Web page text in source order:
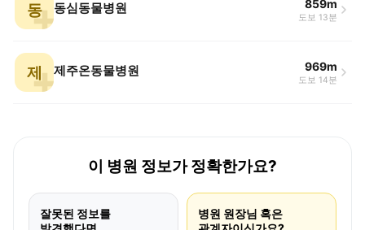
동 동심동물병원 859m
도보 13분
제 제주온동물병원 969m
도보 14분
이 병원 정보가 정확한가요?
잘못된 정보를
병원 원장님 혹은